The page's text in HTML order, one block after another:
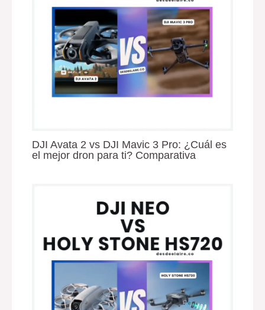
DJI Avata 2 vs DJI Mavic 3 Pro: ¿Cuál es
el mejor dron para ti? Comparativa